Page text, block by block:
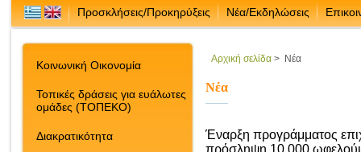
Προσκλήσεις/Προκηρύξεις Νέα/Εκδηλώσεις
Κοινωνική Οικονομία
Τοπικές δράσεις για ευάλωτες
ομάδες (ΤΟΠΕΚΟ)
Διακρατικότητα
Αρχική σελίδα > Νέα
Νέα
Έναρξη προγράμματος
πρόσληψη 10.000